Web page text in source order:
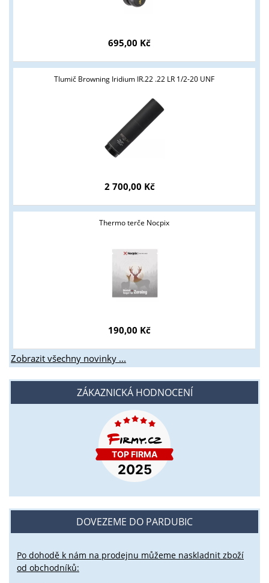
695,00 Kč
Tlumič Browning Iridium IR.22 .22 LR 1/2-20 UNF
2 700,00 Kč
Thermo terče Nocpix
190,00 Kč
Zobrazit všechny novinky ...
ZÁKAZNICKÁ HODNOCENÍ
DOVEZEME DO PARDUBIC
Po dohodě k nám na prodejnu můžeme naskladnit zboží
od obchodníků:
Tyto stránky jsou určeny pouze odborné veřejnosti od 18 let a
podnikatelům v oblasti zbraně a střelivo. Splňujete tyto
podmínky?
ANO